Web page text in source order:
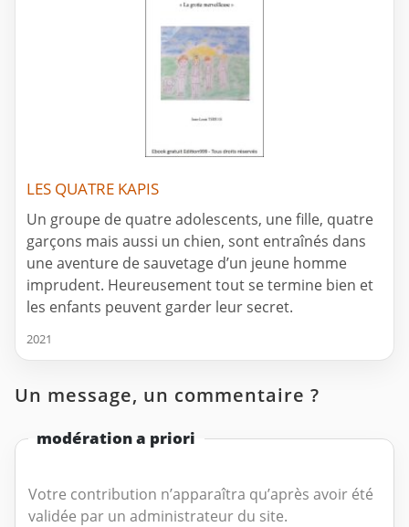
LES QUATRE KAPIS
Un groupe de quatre adolescents, une fille, quatre
garçons mais aussi un chien, sont entraînés dans
une aventure de sauvetage d’un jeune homme
imprudent. Heureusement tout se termine bien et
les enfants peuvent garder leur secret.
2021
Un message, un commentaire ?
modération a priori
Votre contribution n’apparaîtra qu’après avoir été
validée par un administrateur du site.